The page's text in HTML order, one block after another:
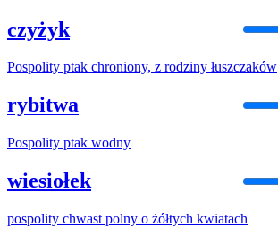
czyżyk
Pospolity ptak chroniony, z rodziny łuszczaków
rybitwa
Pospolity ptak wodny
wiesiołek
pospolity chwast polny o żółtych kwiatach